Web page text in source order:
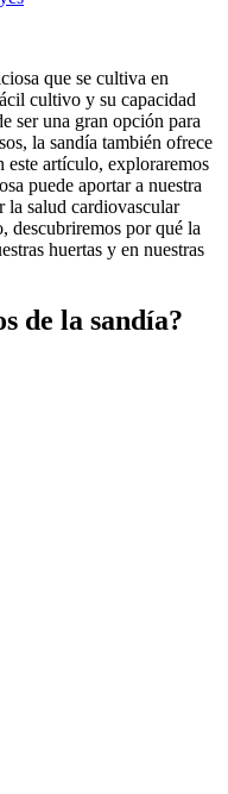
que se cultiva en
cultivo y su capacidad
ser una gran opción para
la sandía también ofrece
este artículo, exploraremos
puede aportar a nuestra
la salud cardiovascular
descubriremos por qué la
huertas y en nuestras
de la sandía?